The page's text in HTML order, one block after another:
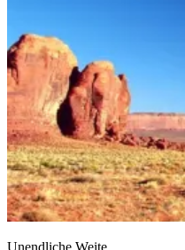
Unendliche Weite